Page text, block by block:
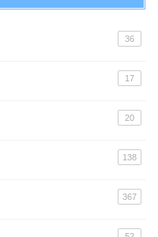
36
17
20
138
367